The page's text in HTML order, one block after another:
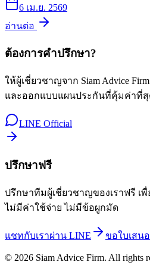
6 เม.ย. 2569
อ่านต่อ
ต้องการคำปรึกษา?
ให้ผู้เชี่ยวชาญจาก Siam Advice
และออกแบบแผนประกันที่คุ้มค่าที่
LINE Official
ปรึกษาฟรี
ปรึกษาทีมผู้เชี่ยวชาญของเราฟรี
ไม่มีค่าใช้จ่าย ไม่มีข้อผูกมัด
แชทกับเราผ่าน LINE ขอใบเสน
© 2026 Siam Advice Firm. All rights